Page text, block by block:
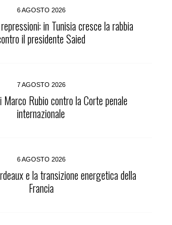
6 AGOSTO 2026
in Tunisia cresce la rabbia
il presidente Saied
7 AGOSTO 2026
Marco Rubio contro la Corte penale
internazionale
6 AGOSTO 2026
e la transizione energetica della
Francia